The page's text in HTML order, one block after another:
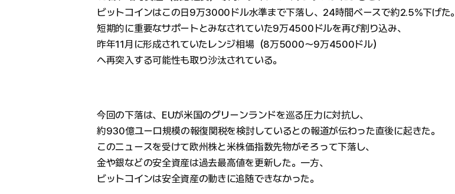
ビットコインはこの日9万3000ドル水準まで下落し、24時間ベースで約2.5%下げた。
短期的に重要なサポートとみなされていた9万4500ドルを再び割り込み、
昨年11月に形成されていたレンジ相場（8万5000〜9万4500ドル）
へ再突入する可能性も取り沙汰されている。
今回の下落は、EUが米国のグリーンランドを巡る圧力に対抗し、
約930億ユーロ規模の報復関税を検討しているとの報道が伝わった直後に起きた。
このニュースを受けて欧州株と米株価指数先物がそろって下落し、
金や銀などの安全資産は過去最高値を更新した。一方、
ビットコインは安全資産の動きに追随できなかった。